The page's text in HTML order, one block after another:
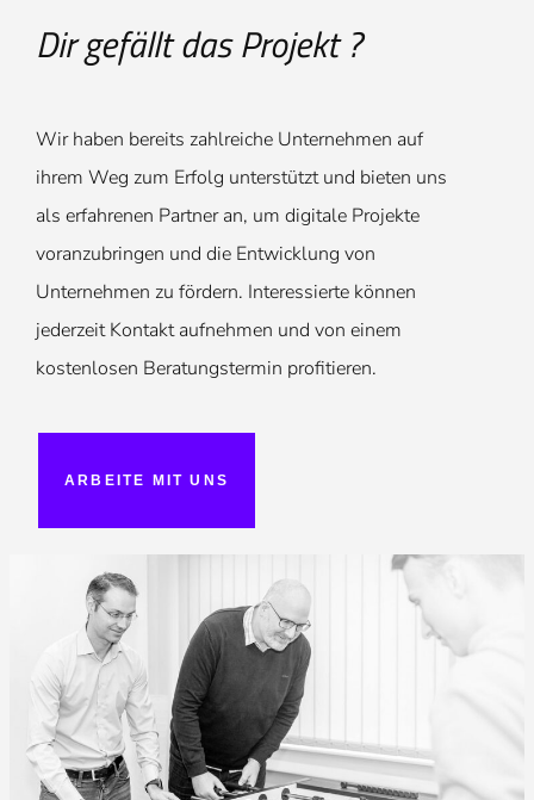
Dir gefällt das Projekt ?
Wir haben bereits zahlreiche Unternehmen auf
ihrem Weg zum Erfolg unterstützt und bieten uns
als erfahrenen Partner an, um digitale Projekte
voranzubringen und die Entwicklung von
Unternehmen zu fördern. Interessierte können
jederzeit Kontakt aufnehmen und von einem
kostenlosen Beratungstermin profitieren.
ARBEITE MIT UNS